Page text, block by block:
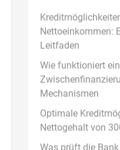
Nettoeinkommen:
Leitfaden
Wie funktioniert
Mechanismen
Optimale
Nettogehalt von
Was prüft die